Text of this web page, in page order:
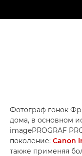
Фотограф гонок
дома, в основном
imagePROGRAF
поколение: Canon
также применяя